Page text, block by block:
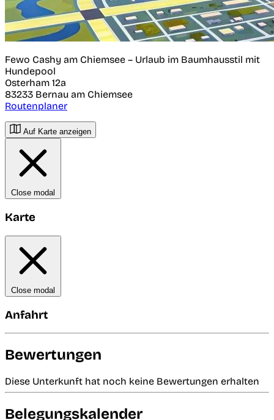
Fewo Cashy am Chiemsee – Urlaub im Baumhausstil mit
Hundepool
Osterham 12a
83233 Bernau am Chiemsee
Routenplaner
Auf Karte anzeigen
Close modal
Karte
Close modal
Anfahrt
Bewertungen
Diese Unterkunft hat noch keine Bewertungen erhalten
Belegungskalender